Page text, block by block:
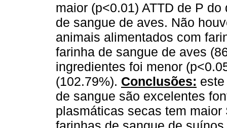
maior (p<0.01) ATTD de P
de sangue de aves. Não
animais alimentados com
farinha de sangue de aves
ingredientes foi menor
(102.79%). Conclusões:
de sangue são excelentes
plasmáticas secas tem